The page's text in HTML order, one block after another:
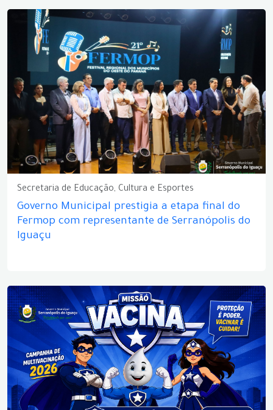
Secretaria de Educação, Cultura e Esportes
Governo Municipal prestigia a etapa final do
Fermop com representante de Serranópolis do
Iguaçu